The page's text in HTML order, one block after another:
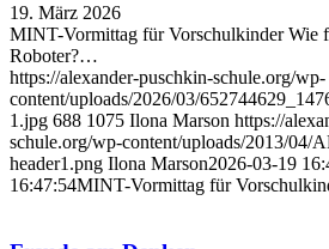
19. März 2026
MINT-Vormittag für Vorschulkinder Wie
Roboter?…
https://alexander-puschkin-schule.org/wp-
content/uploads/2026/03/
1.jpg 688 1075 Ilona Marson https://
schule.org/wp-content/uploads/2013/04/
header1.png Ilona Marson2026-03-19
16:47:54MINT-Vormittag für